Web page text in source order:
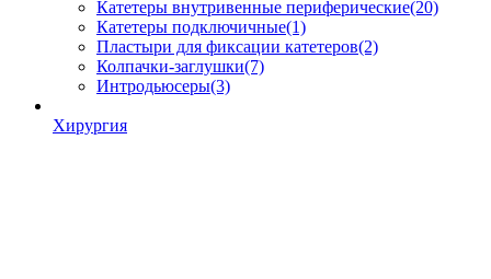
Катетеры внутривенные периферические(20)
Катетеры подключичные(1)
Пластыри для фиксации катетеров(2)
Колпачки-заглушки(7)
Интродьюсеры(3)
Хирургия